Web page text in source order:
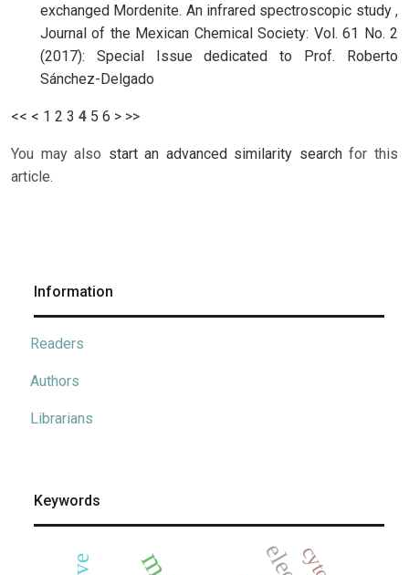
exchanged Mordenite. An infrared spectroscopic study ,
Journal of the Mexican Chemical Society: Vol. 61 No. 2
(2017): Special Issue dedicated to Prof. Roberto
Sánchez-Delgado
<< < 1 2 3 4 5 6 > >>
You may also start an advanced similarity searchfor this
article.
Information
Readers
Authors
Librarians
Keywords